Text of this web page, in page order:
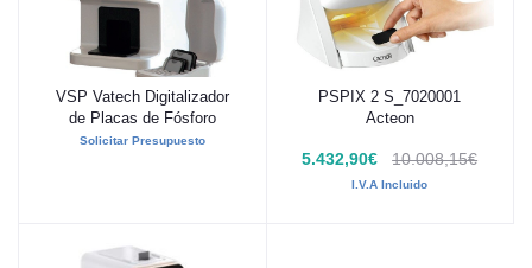
Añadir al carrito
VSP Vatech Digitalizador
de Placas de Fósforo
Solicitar Presupuesto
Añadir al carrito
PSPIX 2 S_7020001
Acteon
5.432,90€ 10.008,15€
I.V.A Incluido